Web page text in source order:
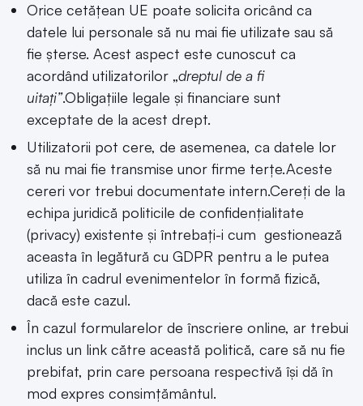
Orice cetățean UE poate solicita oricând ca
datele lui personale să nu mai fie utilizate sau să
fie șterse. Acest aspect este cunoscut ca
acordând utilizatorilor „dreptul de a fi
uitați”.Obligațiile legale și financiare sunt
exceptate de la acest drept.
Utilizatorii pot cere, de asemenea, ca datele lor
să nu mai fie transmise unor firme terțe.Aceste
cereri vor trebui documentate intern.Cereți de la
echipa juridică politicile de confidențialitate
(privacy) existente și întrebați-i cum gestionează
aceasta în legătură cu GDPR pentru a le putea
utiliza în cadrul evenimentelor în formă fizică,
dacă este cazul.
În cazul formularelor de înscriere online, ar trebui
inclus un link către această politică, care să nu fie
prebifat, prin care persoana respectivă își dă în
mod expres consimțământul.